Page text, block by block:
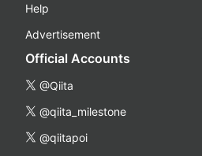
Help
Advertisement
Official Accounts
@Qiita
@qiita_milestone
@qiitapoi